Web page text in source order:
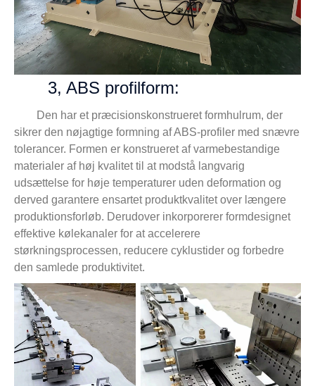
3, ABS profilform:
Den har et præcisionskonstrueret formhulrum, der
sikrer den nøjagtige formning af ABS-profiler med snævre
tolerancer. Formen er konstrueret af varmebestandige
materialer af høj kvalitet til at modstå langvarig
udsættelse for høje temperaturer uden deformation og
derved garantere ensartet produktkvalitet over længere
produktionsforløb. Derudover inkorporerer formdesignet
effektive kølekanaler for at accelerere
størkningsprocessen, reducere cyklustider og forbedre
den samlede produktivitet.